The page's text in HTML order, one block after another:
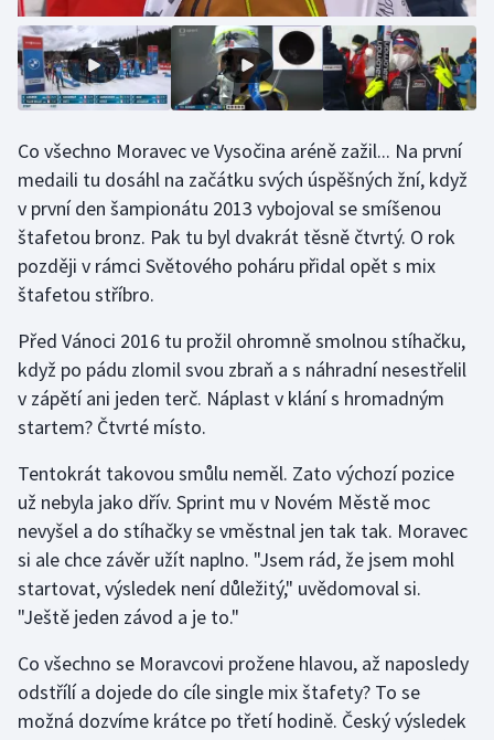
Rychlostní kanoistika
Short track
Sportovní střelba
Stolní tenis
Triatlon
Veslování
Vodní slalom
Volejbal
Ostatní
Co všechno Moravec ve Vysočina aréně zažil... Na první
medaili tu dosáhl na začátku svých úspěšných žní, když
v první den šampionátu 2013 vybojoval se smíšenou
štafetou bronz. Pak tu byl dvakrát těsně čtvrtý. O rok
později v rámci Světového poháru přidal opět s mix
štafetou stříbro.
Před Vánoci 2016 tu prožil ohromně smolnou stíhačku,
když po pádu zlomil svou zbraň a s náhradní nesestřelil
v zápětí ani jeden terč. Náplast v klání s hromadným
startem? Čtvrté místo.
Tentokrát takovou smůlu neměl. Zato výchozí pozice
už nebyla jako dřív. Sprint mu v Novém Městě moc
nevyšel a do stíhačky se vměstnal jen tak tak. Moravec
si ale chce závěr užít naplno. "Jsem rád, že jsem mohl
startovat, výsledek není důležitý," uvědomoval si.
"Ještě jeden závod a je to."
Co všechno se Moravcovi prožene hlavou, až naposledy
odstřílí a dojede do cíle single mix štafety? To se
možná dozvíme krátce po třetí hodině. Český výsledek